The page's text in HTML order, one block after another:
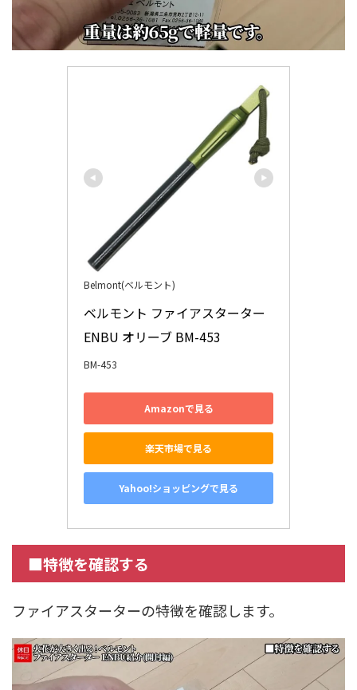
Belmont(ベルモント)
ベルモント ファイアスターター
ENBU オリーブ BM-453
BM-453
Amazonで見る
楽天市場で見る
Yahoo!ショッピングで見る
■特徴を確認する
ファイアスターターの特徴を確認します。